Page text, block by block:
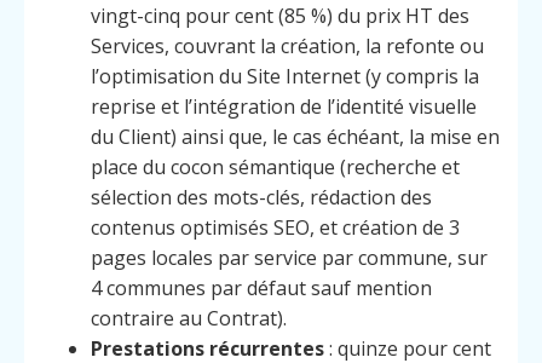
vingt-cinq pour cent (85 %) du prix HT des
Services, couvrant la création, la refonte ou
l’optimisation du Site Internet (y compris la
reprise et l’intégration de l’identité visuelle
du Client) ainsi que, le cas échéant, la mise en
place du cocon sémantique (recherche et
sélection des mots-clés, rédaction des
contenus optimisés SEO, et création de 3
pages locales par service par commune, sur
4 communes par défaut sauf mention
contraire au Contrat).
Prestations récurrentes: quinze pour cent